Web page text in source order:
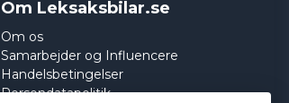
Om Leksaksbilar.se
Om os
Samarbejder og Influencere
Handelsbetingelser
Persondatapolitik